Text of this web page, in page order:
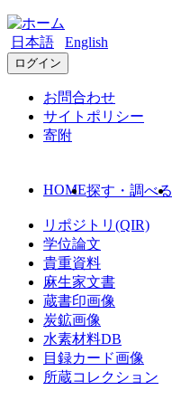
日本語 English
ログイン
お問合わせ
サイトポリシー
寄附
HOME探す・調べる
リポジトリ(QIR)
学位論文
貴重資料
麻生家文書
蔵書印画像
炭鉱画像
水素材料DB
目録カード画像
所蔵コレクション